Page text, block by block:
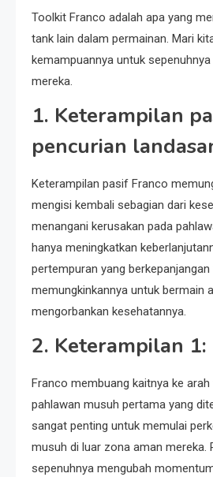
Toolkit Franco adalah apa yang
tank lain dalam permainan. Mari
kemampuannya untuk
mereka.
1. Keterampilan
pencurian
Keterampilan pasif Franco
mengisi kembali sebagian dari
menangani kerusakan pada
hanya meningkatkan
pertempuran yang
memungkinkannya untuk bermain
mengorbankan kesehatannya.
2. Keterampilan
Franco membuang kaitnya ke
pahlawan musuh pertama yang
sangat penting untuk memulai
musuh di luar zona aman mereka.
sepenuhnya mengubah